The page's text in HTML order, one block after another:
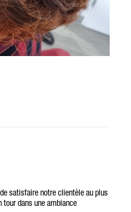
satisfaire notre clientèle au plus
tour dans une ambiance